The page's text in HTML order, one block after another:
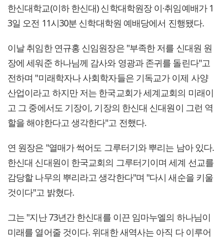
한신대학교(이하 한신대) 신학대학원장 이·취임예배가 1
3일 오전 11시30분 신학대학원 예배당에서 진행됐다.
이날 취임한 연규홍 신임원장은 "부족한 저를 신대원 원
장에 세워준 하나님께 감사와 영광과 존귀를 돌린다"고
전하며 "미래학자나 사회학자들은 기독교가 이제 사양
산업이라고 하지만 저는 한국교회가 세계교회의 미래이
고 그 중에서도 기장이, 기장의 한신대 신대원이 그런 역
할을 해야한다고 생각한다"고 전했다.
연 원장은 "열매가 썩어도 그루터기와 뿌리는 남아 있다.
한신대 신대원이 한국교회의 그루터기이며 세계 선교를
감당할 나무의 뿌리라고 생각한다"며 "다시 새순을 키울
것이다"고 밝혔다.
그는 "지난 73년간 한신대를 이끈 임마누엘의 하나님이
미래를 열어줄 것이다. 위대한 새역사는 아직 다 이루어